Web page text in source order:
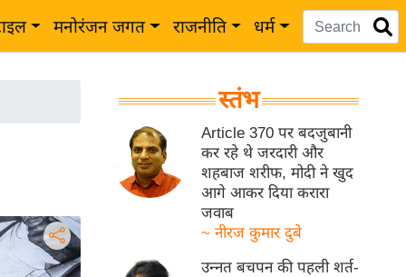
मनोरंजन जगत राजनीति धर्म
स्तंभ
Article 370 पर बदजुबानी
कर रहे थे जरदारी और
शहबाज शरीफ, मोदी ने खुद
आगे आकर दिया करारा
जवाब
~ नीरज कुमार दुबे
उन्नत बचपन की पहली शर्त-